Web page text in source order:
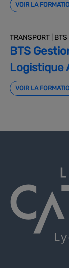
VOIR LA
TRANSPORT | BTS
BTS
Logistique
VOIR LA